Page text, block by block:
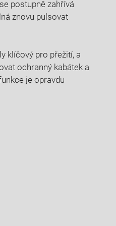
postupně⁣ zahřívá
znovu pulsovat
klíčový pro přežití, a
ochranný kabátek a
je​ opravdu